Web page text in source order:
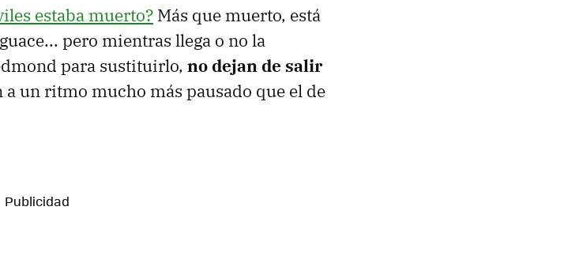
estaba muerto? Más que muerto, está
pero mientras llega o no la
para sustituirlo, no dejan de salir
a un ritmo mucho más pausado que el de